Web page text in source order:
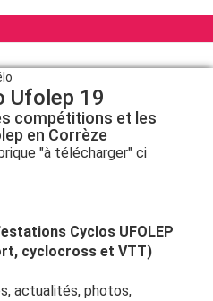
Ufolep 19
compétitions et les
en Corrèze
"à télécharger" ci
Cyclos UFOLEP
cyclocross et VTT)
actualités, photos,